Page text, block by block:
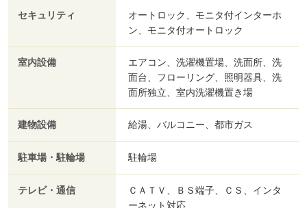
セキュリティ
オートロック、モニタ付インターホ
ン、モニタ付オートロック
室内設備
エアコン、洗濯機置場、洗面所、洗
面台、フローリング、照明器具、洗
面所独立、室内洗濯機置き場
建物設備 給湯、バルコニー、都市ガス
駐車場・駐輪場 駐輪場
テレビ・通信
ＣＡＴＶ、ＢＳ端子、ＣＳ、インタ
ーネット対応